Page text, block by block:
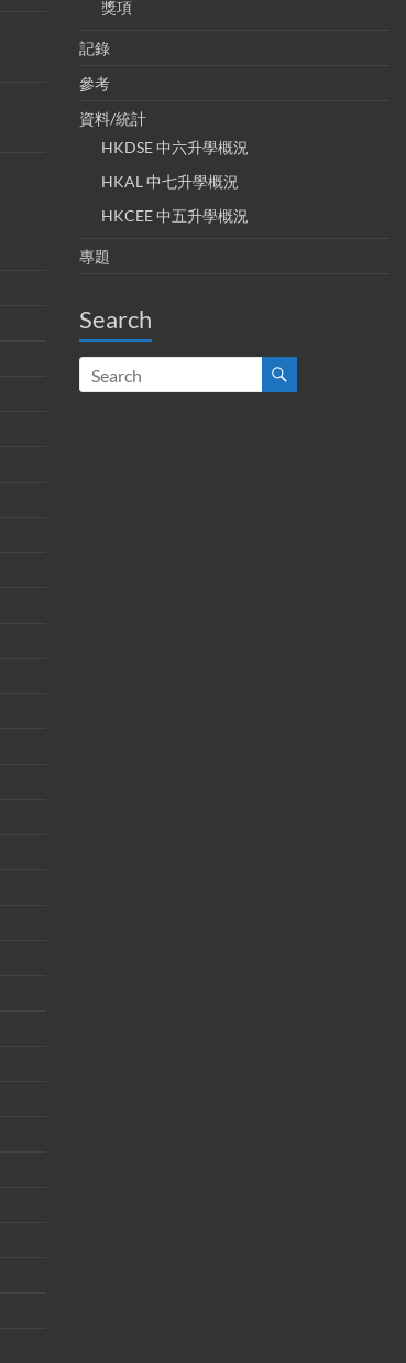
獎項
記錄
參考
資料/統計
HKDSE 中六升學概況
HKAL 中七升學概況
HKCEE 中五升學概況
專題
Search